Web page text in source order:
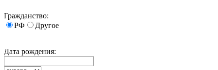
Гражданство:
РФ
Другое
Дата рождения: